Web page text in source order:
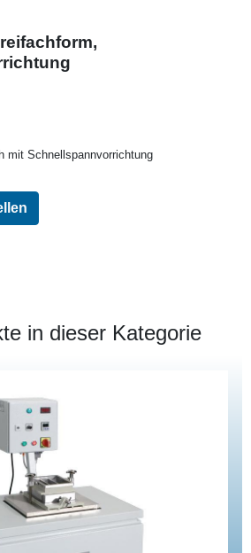
mit Schnellspannvorrichtung
in dieser Kategorie